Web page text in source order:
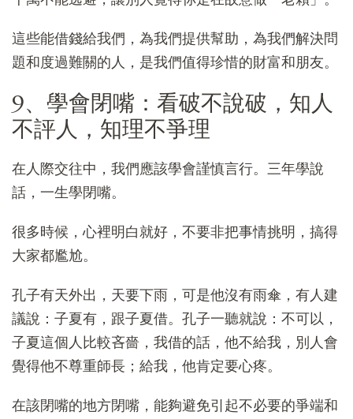
這些能借錢給我們，為我們提供幫助，為我們解決問
題和度過難關的人，是我們值得珍惜的財富和朋友。
9、學會閉嘴：看破不說破，知人
不評人，知理不爭理
在人際交往中，我們應該學會謹慎言行。三年學說
話，一生學閉嘴。
很多時候，心裡明白就好，不要非把事情挑明，搞得
大家都尷尬。
孔子有天外出，天要下雨，可是他沒有雨傘，有人建
議說：子夏有，跟子夏借。孔子一聽就說：不可以，
子夏這個人比較吝嗇，我借的話，他不給我，別人會
覺得他不尊重師長；給我，他肯定要心疼。
在該閉嘴的地方閉嘴，能夠避免引起不必要的爭端和